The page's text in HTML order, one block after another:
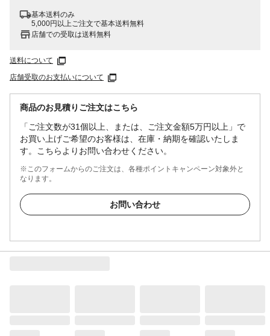
基本送料のみ
5,000円以上ご注文で基本送料無料
店舗での受取は送料無料
送料について
店舗受取のお支払いについて
商品のお見積りご注文はこちら
「ご注文数が31個以上、または、ご注文金額5万円以上」で
お買い上げご希望のお客様は、在庫・納期を確認いたしま
す。こちらよりお問い合わせください。
※このフォームからのご注文は、各種ポイントキャンペーン対象外と
なります。
お問い合わせ